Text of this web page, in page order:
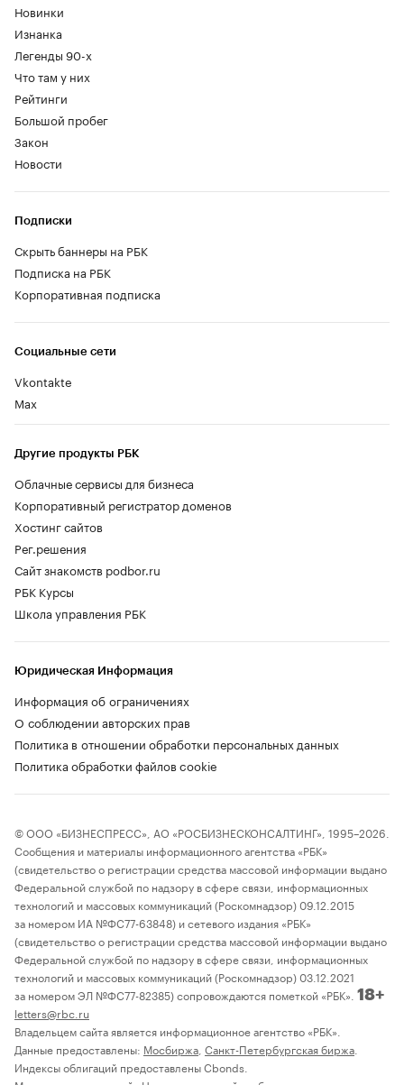
Новинки
Изнанка
Легенды 90-х
Что там у них
Рейтинги
Большой пробег
Закон
Новости
Социальные сети
Vkontakte
Max
Другие продукты РБК
Облачные сервисы для бизнеса
Корпоративный регистратор доменов
Хостинг сайтов
Рег.решения
Сайт знакомств podbor.ru
РБК Курсы
Школа управления РБК
Подписки
Скрыть баннеры на РБК
Подписка на РБК
Корпоративная подписка
Юридическая Информация
Информация об ограничениях
О соблюдении авторских прав
Политика в отношении обработки персональных данных
Политика обработки файлов cookie
© ООО «БИЗНЕСПРЕСС», АО «РОСБИЗНЕСКОНСАЛТИНГ», 1995–2026.
Сообщения и материалы информационного агентства «РБК»
(свидетельство о регистрации средства массовой информации выдано
Федеральной службой по надзору в сфере связи, информационных
технологий и массовых коммуникаций (Роскомнадзор) 09.12.2015
за номером ИА №ФС77-63848) и сетевого издания «РБК»
(свидетельство о регистрации средства массовой информации выдано
Федеральной службой по надзору в сфере связи, информационных
технологий и массовых коммуникаций (Роскомнадзор) 03.12.2021
за номером ЭЛ №ФС77-82385) сопровождаются пометкой «РБК». 18+
letters@rbc.ru
Владельцем сайта является информационное агентство «РБК».
Данные предоставлены: Мосбиржа Санкт-Петербургская биржа
Индексы облигаций предоставлены Cbonds.